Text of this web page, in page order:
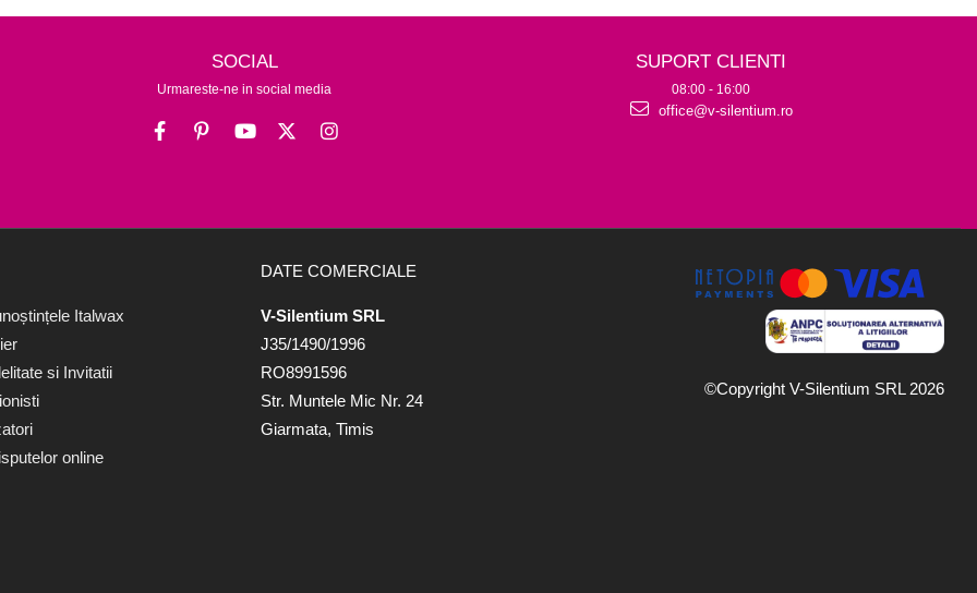
SOCIAL
Urmareste-ne in social media
SUPORT CLIENTI
08:00 - 16:00
office@v-silentium.ro
Italwax
si Invitatii
online
DATE COMERCIALE
V-Silentium SRL
J35/1490/1996
RO8991596
Str. Muntele Mic Nr. 24
Giarmata, Timis
©Copyright V-Silentium SRL 2026